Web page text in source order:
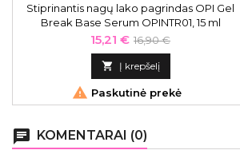
Stiprinantis nagų lako pagrindas OPI Gel
Break Base Serum OPINTR01, 15 ml
Kaina
15,21 € Bazinė
kaina
16,90 €
 Į krepšelį
 Paskutinė prekė
chat KOMENTARAI (0)